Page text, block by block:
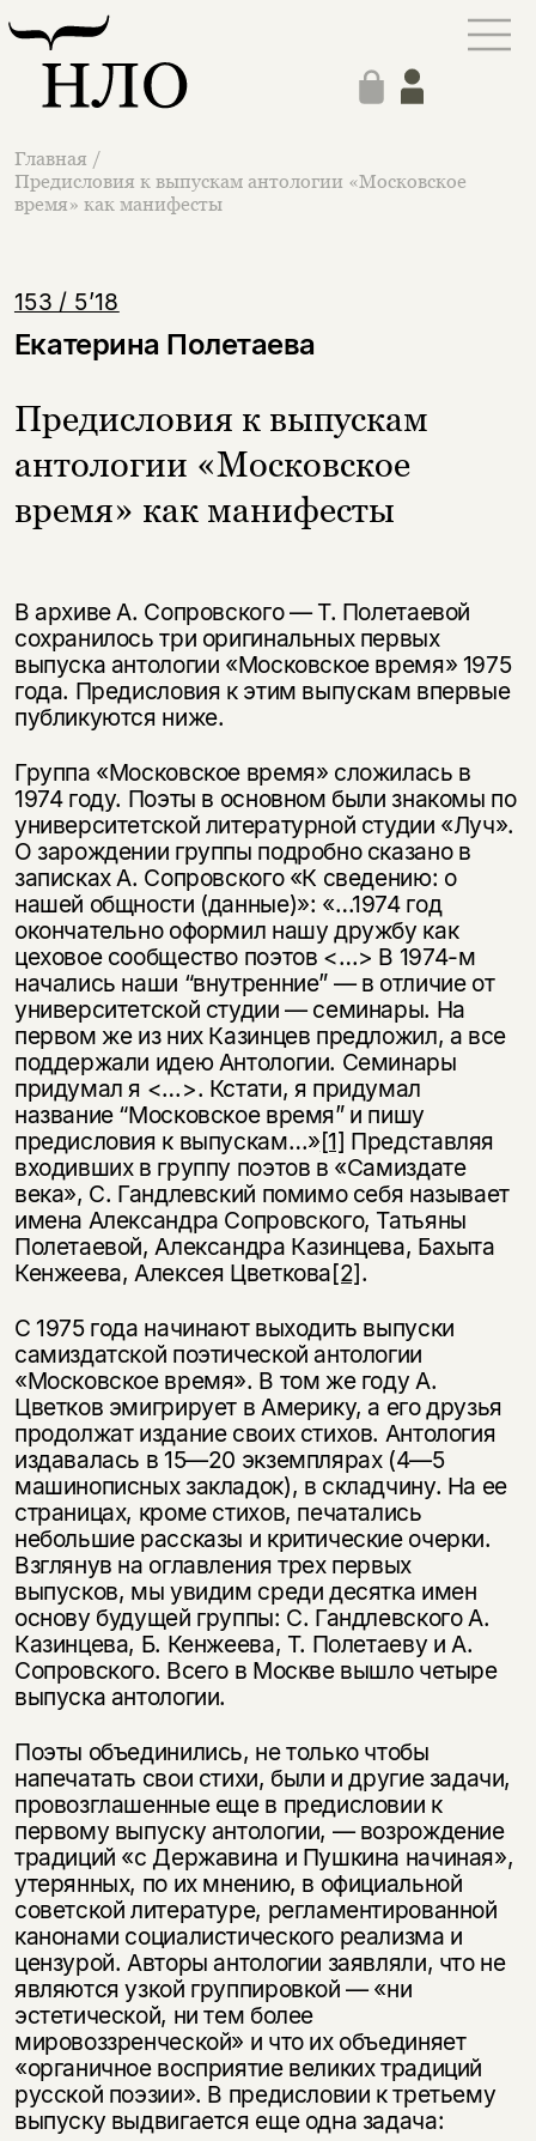
Главная /
Предисловия к выпускам антологии «Московское
время» как манифесты
153 / 5’18
Екатерина Полетаева
Предисловия к выпускам
антологии «Московское
время» как манифесты
В архиве А. Сопровского — Т. Полетаевой
сохранилось три оригинальных первых
выпуска антологии «Московское время» 1975
года. Предисловия к этим выпускам впервые
публикуются ниже.
Группа «Московское время» сложилась в
1974 году. Поэты в основном были знакомы по
университетской литературной студии «Луч».
О зарождении группы подробно сказано в
записках А. Сопровского «К сведению: о
нашей общности (данные)»: «…1974 год
окончательно оформил нашу дружбу как
цеховое сообщество поэтов <…> В 1974-м
начались наши “внутренние” — в отличие от
университетской студии — семинары. На
первом же из них Казинцев предложил, а все
поддержали идею Антологии. Семинары
придумал я <…>. Кстати, я придумал
название “Московское время” и пишу
предисловия к выпускам…»[1] Представляя
входивших в группу поэтов в «Самиздате
века», С. Гандлевский помимо себя называет
имена Александра Сопровского, Татьяны
Полетаевой, Александра Казинцева, Бахыта
Кенжеева, Алексея Цветкова[2].
С 1975 года начинают выходить выпуски
самиздатской поэтической антологии
«Московское время». В том же году А.
Цветков эмигрирует в Америку, а его друзья
продолжат издание своих стихов. Антология
издавалась в 15—20 экземплярах (4—5
машинописных закладок), в складчину. На ее
страницах, кроме стихов, печатались
небольшие рассказы и критические очерки.
Взглянув на оглавления трех первых
выпусков, мы увидим среди десятка имен
основу будущей группы: С. Гандлевского А.
Казинцева, Б. Кенжеева, Т. Полетаеву и А.
Сопровского. Всего в Москве вышло четыре
выпуска антологии.
Поэты объединились, не только чтобы
напечатать свои стихи, были и другие задачи,
провозглашенные еще в предисловии к
первому выпуску антологии, — возрождение
традиций «с Державина и Пушкина начиная»,
утерянных, по их мнению, в официальной
советской литературе, регламентированной
канонами социалистического реализма и
цензурой. Авторы антологии заявляли, что не
являются узкой группировкой — «ни
эстетической, ни тем более
мировоззренческой» и что их объединяет
«органичное восприятие великих традиций
русской поэзии». В предисловии к третьему
выпуску выдвигается еще одна задача: